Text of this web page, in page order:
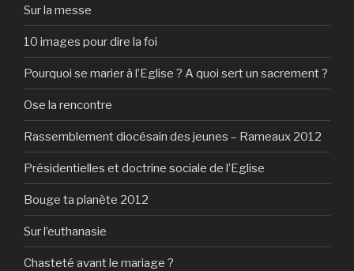
Sur la messe
10 images pour dire la foi
Pourquoi se marier à l’Eglise ? A quoi sert un sacrement ?
Ose la rencontre
Rassemblement diocésain des jeunes – Rameaux 2012
Présidentielles et doctrine sociale de l’Eglise
Bouge ta planète 2012
Sur l’euthanasie
Chasteté avant le mariage ?